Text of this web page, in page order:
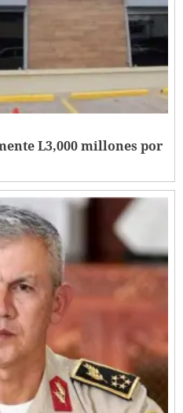
L3,000 millones por